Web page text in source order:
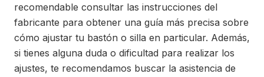
recomendable consultar las instrucciones del
fabricante para obtener una guía más precisa sobre
cómo ajustar tu bastón o silla en particular. Además,
si tienes alguna duda o dificultad para realizar los
ajustes, te recomendamos buscar la asistencia de